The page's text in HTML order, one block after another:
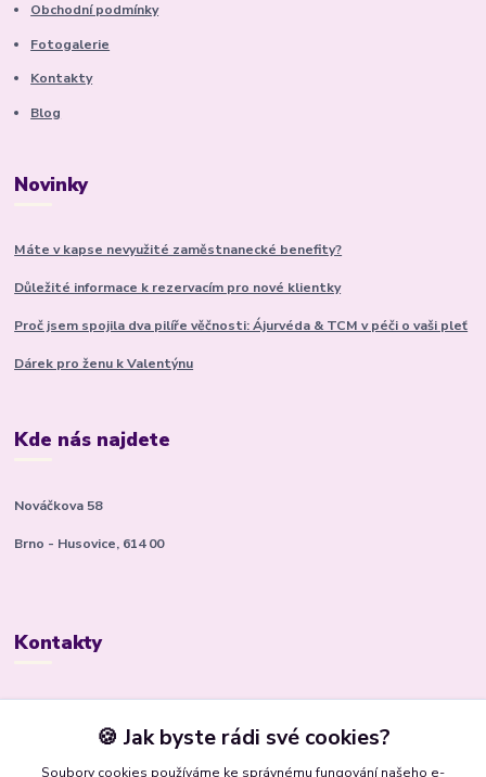
Obchodní podmínky
Fotogalerie
Kontakty
Blog
Novinky
Máte v kapse nevyužité zaměstnanecké benefity?
Důležité informace k rezervacím pro nové klientky
Proč jsem spojila dva pilíře věčnosti: Ájurvéda & TCM v péči o vaši pleť
Dárek pro ženu k Valentýnu
Kde nás najdete
Nováčkova 58
Brno - Husovice, 614 00
Kontakty
+420 799 506 472
(Po-Pá, 8-16 hod.)
🍪 Jak byste rádi své cookies?
Soubory cookies používáme ke správnému fungování našeho e-